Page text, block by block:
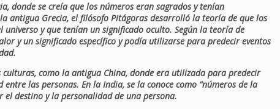
donde se creía que los números eran sagrados y tenían
antigua Grecia, el filósofo Pitágoras desarrolló la teoría de que los
universo y que tenían un significado oculto. Según la teoría de
y un significado específico y podía utilizarse para predecir eventos
como la antigua China, donde era utilizada para predecir
las personas. En la India, se la conoce como “números de la
destino y la personalidad de una persona.